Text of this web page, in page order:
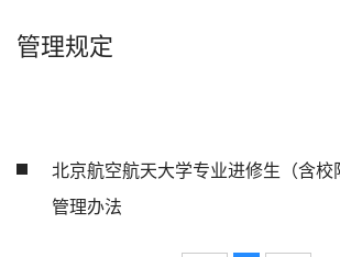
管理规定
北京航空航天大学专业进修生（含校
管理办法